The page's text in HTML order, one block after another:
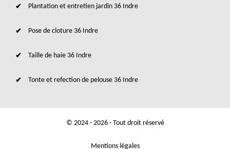
Plantation et entretien jardin 36 Indre
Pose de cloture 36 Indre
Taille de haie 36 Indre
Tonte et refection de pelouse 36 Indre
© 2024 - 2026 - Tout droit réservé
Mentions légales